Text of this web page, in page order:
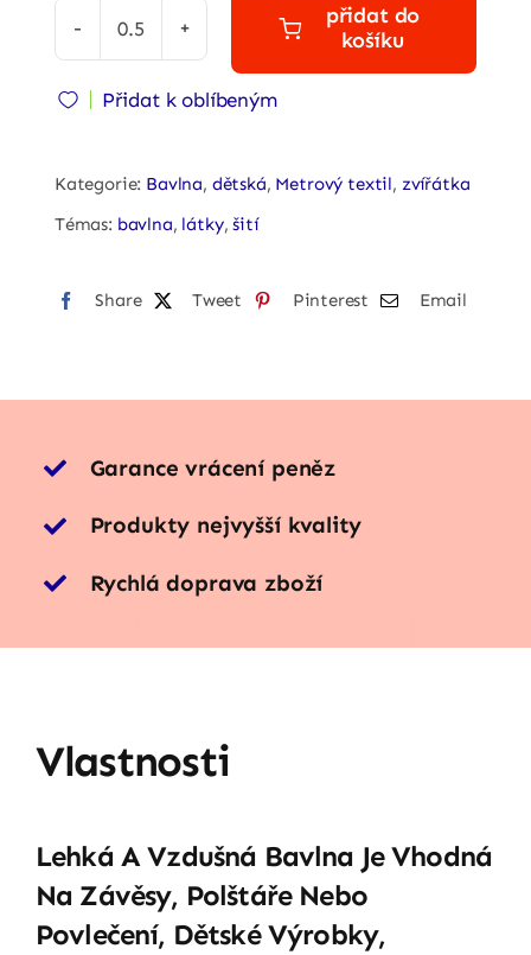
Bavlna
černé
v
řádě
přidat do
košíku
Přidat k oblíbeným
Kategorie: Bavlna, dětská, Metrový textil, zvířátka
Témas: bavlna, látky,šití
Share Tweet Pinterest Email
Garance vrácení peněz
Produkty nejvyšší kvality
Rychlá doprava zboží
Vlastnosti
Lehká A Vzdušná Bavlna Je Vhodná
Na Závěsy, Polštáře Nebo
Povlečení, Dětské Výrobky,